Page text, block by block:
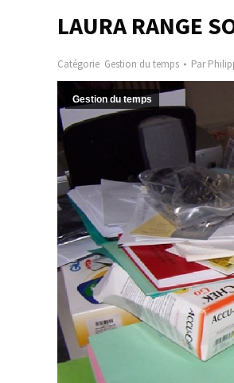
LAURA RANGE
Catégorie Gestion du temps Par
Gestion du temps